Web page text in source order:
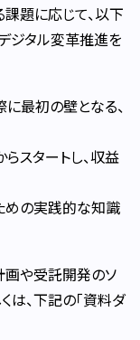
題に応じて、以下
ジタル変革推進を
最初の壁となる、
スタートし、収益
めの実践的な知識
画や受託開発のソ
は、下記の「資料ダ